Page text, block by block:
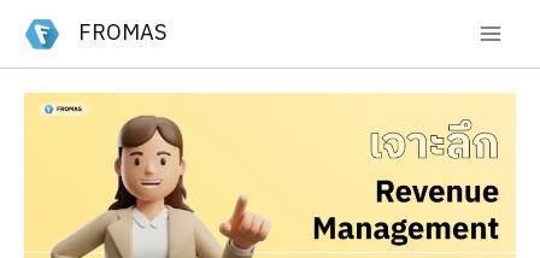
content
FROMAS